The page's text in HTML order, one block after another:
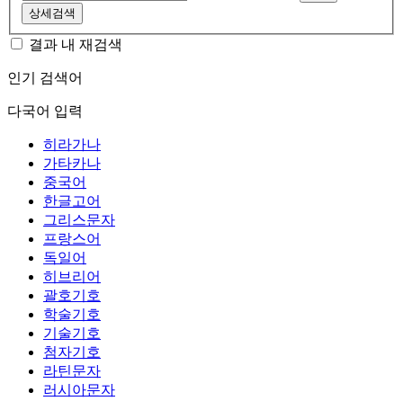
상세검색
결과 내 재검색
인기 검색어
다국어 입력
히라가나
가타카나
중국어
한글고어
그리스문자
프랑스어
독일어
히브리어
괄호기호
학술기호
기술기호
첨자기호
라틴문자
러시아문자